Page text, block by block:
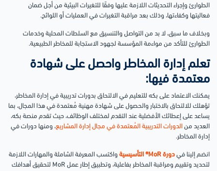
الطوارئ وإجراء التحديثات اللازمة عليها وفقًا للتغيرات البيئية من أجل ضمان
فعاليتها وكفاءتها، وذلك بعد مراقبة التغيرات في العمليات أو اللوائح.
وبخلاف ما سبق، لا بد من التواصل والتنسيق مع السلطات المحلية وخدمات
الطوارئ للتأكد من مواءمة المؤسسة لجهود الاستجابة للمخاطر الطبيعية.
تعلم إدارة المخاطر واحصل على شهادة
معتمدة فيها:
يمكنك الاعتماد على بكه للتعليم في الالتحاق بدورات تدريبية في إدارة المخاطر،
تؤهلك للالتحاق بالاختبار والحصول على شهادة مهنية مُعتمدة في هذا المجال، بما
يساعد على إعطائك الأفضلية عند التقدم لمختلف الوظائف، حيث تقدم منصة بكه،
العديد من الدورات التدريبية المُعتمدة في مجال إدارة المشاريع، ومنها دورات في
إدارة المخاطر.
انضم إلينا في دورة MoR® التأسيسية
واكتسب المعرفة الشاملة والمهارات اللازمة
لتحديد وتقييم ومراقبة المخاطر بفاعلية، وتطبيق إطار عمل MoR لتحقيق أهدافك